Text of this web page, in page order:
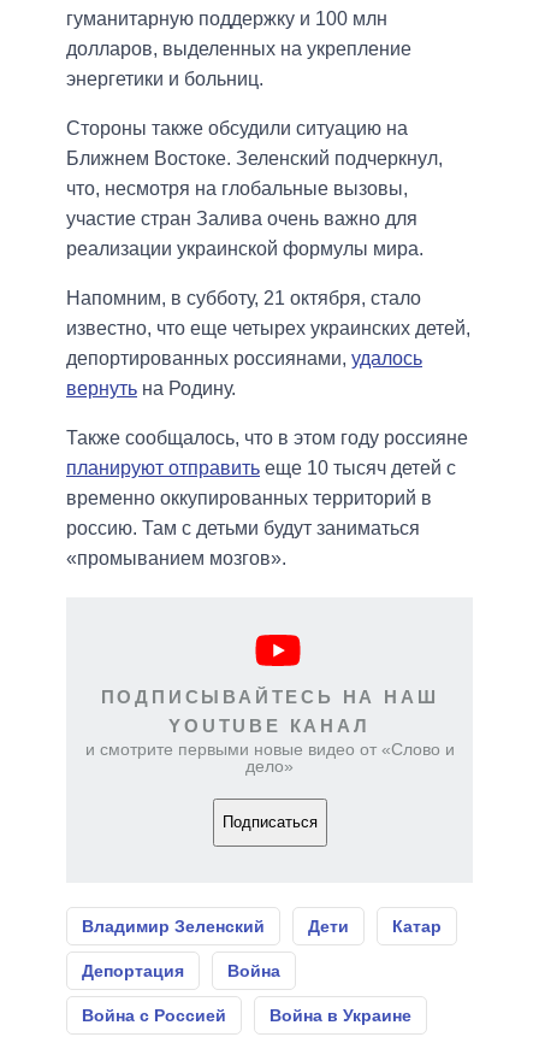
гуманитарную поддержку и 100 млн
долларов, выделенных на укрепление
энергетики и больниц.
Стороны также обсудили ситуацию на
Ближнем Востоке. Зеленский подчеркнул,
что, несмотря на глобальные вызовы,
участие стран Залива очень важно для
реализации украинской формулы мира.
Напомним, в субботу, 21 октября, стало
известно, что еще четырех украинских детей,
депортированных россиянами, удалось
вернуть на Родину.
Также сообщалось, что в этом году россияне
планируют отправить еще 10 тысяч детей с
временно оккупированных территорий в
россию. Там с детьми будут заниматься
«промыванием мозгов».
ПОДПИСЫВАЙТЕСЬ НА НАШ
YOUTUBE КАНАЛ
и смотрите первыми новые видео от «Слово и
дело»
Подписаться
Владимир Зеленский Дети Катар
Депортация Война
Война с Россией Война в Украине